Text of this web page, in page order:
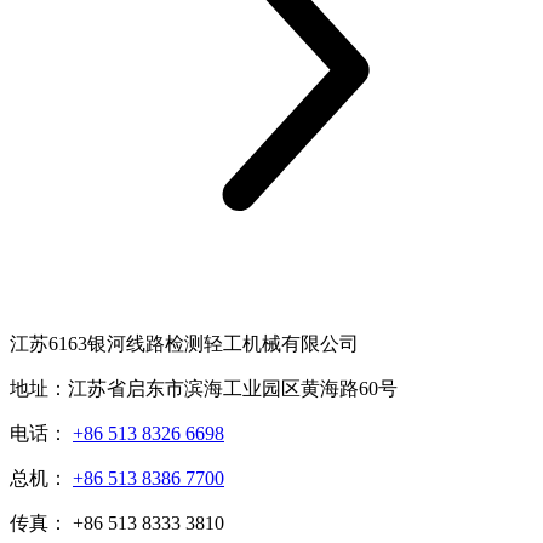
江苏6163银河线路检测轻工机械有限公司
地址：江苏省启东市滨海工业园区黄海路60号
电话： +86 513 8326 6698
总机： +86 513 8386 7700
传真： +86 513 8333 3810